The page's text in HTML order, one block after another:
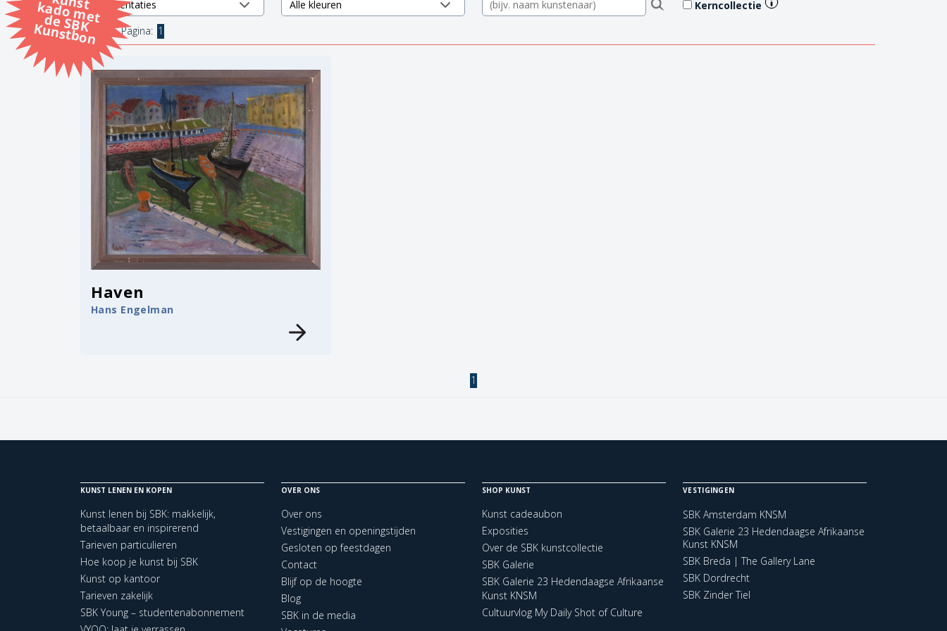
k
d
K
Kerncollectie
1 items. Pagina: 1
Haven
Hans Engelman
1
KUNST LENEN EN KOPEN
Kunst lenen bij SBK: makkelijk,
betaalbaar en inspirerend
Tarieven particulieren
Hoe koop je kunst bij SBK
Kunst op kantoor
Tarieven zakelijk
SBK Young – studentenabonnement
OVER ONS
Over ons
Vestigingen en openingstijden
Gesloten op feestdagen
Contact
Blijf op de hoogte
Blog
SBK in de media
SHOP KUNST
Kunst cadeaubon
Exposities
Over de SBK kunstcollectie
SBK Galerie
SBK Galerie 23 Hedendaagse Afrikaanse
Kunst KNSM
Cultuurvlog My Daily Shot of Culture
VESTIGINGEN
SBK Amsterdam KNSM
SBK Galerie 23 Hedendaagse Afrikaanse
Kunst KNSM
SBK Breda | The Gallery Lane
SBK Dordrecht
SBK Zinder Tiel